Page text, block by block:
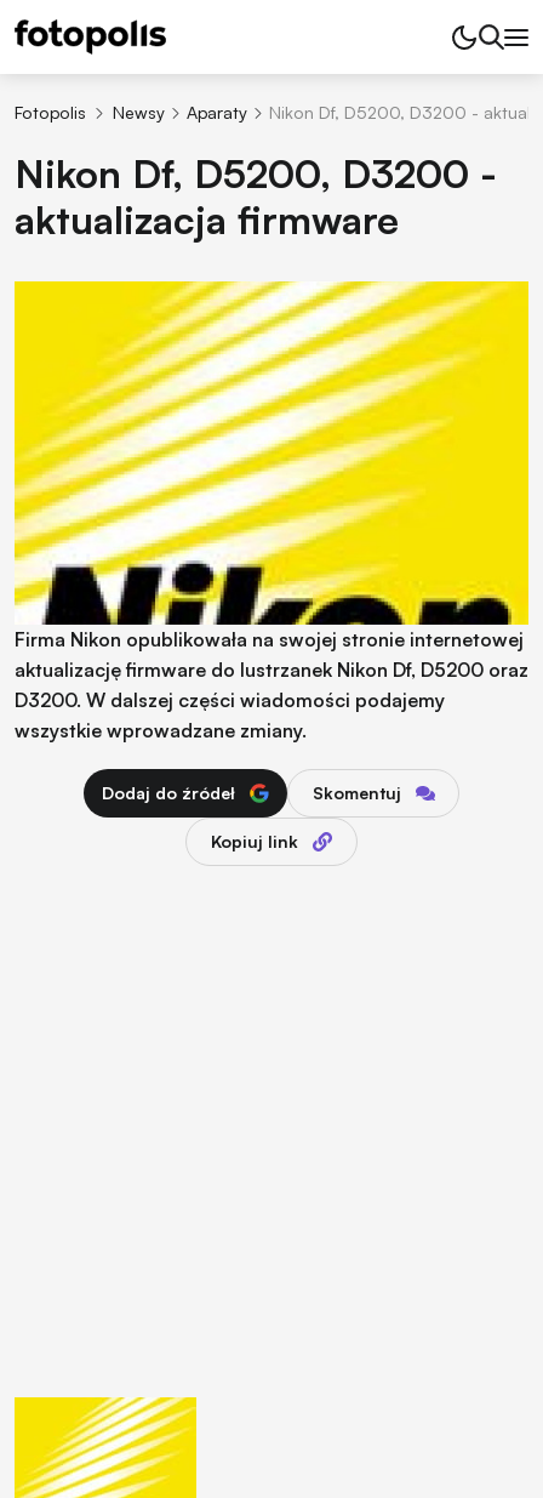
Fotopolis Newsy Aparaty Nikon Df, D5200, D3200 -
Nikon Df, D5200, D3200 -
aktualizacja firmware
Firma Nikon opublikowała na swojej stronie internetowej
aktualizację firmware do lustrzanek Nikon Df, D5200 oraz
D3200. W dalszej części wiadomości podajemy
wszystkie wprowadzane zmiany.
Dodaj do źródeł Skomentuj
Kopiuj link